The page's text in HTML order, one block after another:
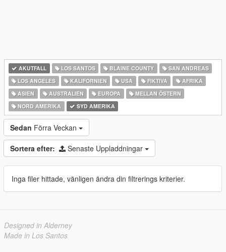
AKUTFALL LOS SANTOS BLAINE COUNTY
SAN ANDREAS
LOS ANGELES
KALIFORNIEN USA FIKTIVA
AFRIKA
ASIEN
AUSTRALIEN EUROPA
MELLAN ÖSTERN
NORD AMERIKA
SYD AMERIKA
Sedan Förra Veckan
Sortera efter: Senaste Uppladdningar
Inga filer hittade, vänligen ändra din filtrerings kriterier.
Designed in Alderney
Made in Los Santos